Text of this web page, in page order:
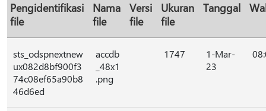
Pengidentifikasi
file
Nama
file
Versi
file
Ukuran
file
Tanggal
sts_odspnextnew
ux082d8bf900f3
74c08ef65a90b8
46d6ed
accdb
_48x1
.png
1747
1-Mar-
23